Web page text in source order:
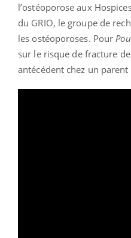
l’ostéoporose aux
du GRIO, le groupe de
les ostéoporoses. Pour
sur le risque de fracture
antécédent chez un